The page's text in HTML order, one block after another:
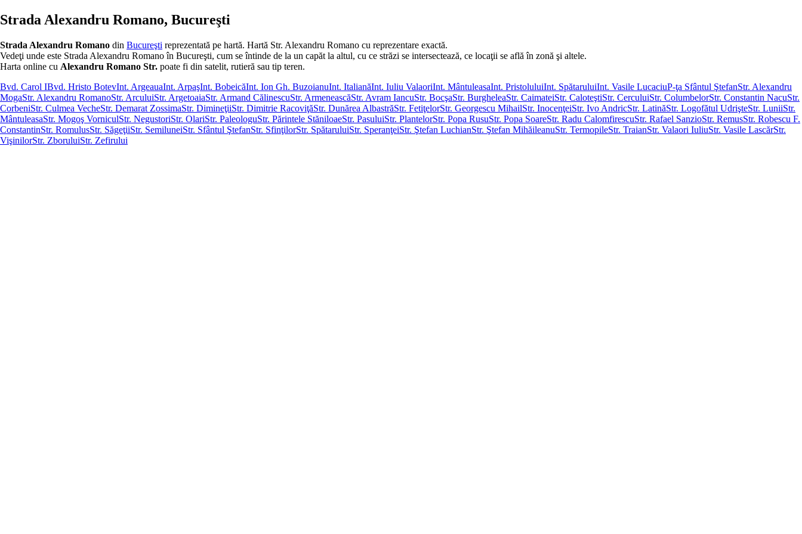
Strada Alexandru Romano, Bucureşti
Strada Alexandru Romano din Bucureşti reprezentată pe hartă. Hartă Str. Alexandru Romano cu reprezentare exactă.
Vedeţi unde este Strada Alexandru Romano în Bucureşti, cum se întinde de la un capăt la altul, cu ce străzi se intersectează, ce locaţii se află în zonă şi altele.
Harta online cu Alexandru Romano Str. poate fi din satelit, rutieră sau tip teren.
Bvd. Carol IBvd. Hristo BotevInt. ArgeauaInt. ArpaşInt. BobeicăInt. Ion Gh. BuzoianuInt. ItalianăInt. Iuliu ValaoriInt. MântuleasaInt. PristoluluiInt. SpătaruluiInt. Vasile LucaciuP-ţa Sfântul ŞtefanStr. Alexandru
MogaStr. Alexandru RomanoStr. ArculuiStr. ArgetoaiaStr. Armand CălinescuStr. ArmeneascăStr. Avram IancuStr. BocşaStr. BurgheleaStr. CaimateiStr. CaloteştiStr. CerculuiStr. ColumbelorStr. Constantin NacuStr.
CorbeniStr. Culmea VecheStr. Demarat ZossimaStr. DimineţiiStr. Dimitrie RacoviţăStr. Dunărea AlbastrăStr. FetiţelorStr. Georgescu MihailStr. InocenţeiStr. Ivo AndricStr. LatinăStr. Logofătul UdrişteStr. LuniiStr.
MântuleasaStr. Mogoş VorniculStr. NegustoriStr. OlariStr. PaleologuStr. Părintele StăniloaeStr. PasuluiStr. PlantelorStr. Popa RusuStr. Popa SoareStr. Radu CalomfirescuStr. Rafael SanzioStr. RemusStr. Robescu F.
ConstantinStr. RomulusStr. SăgeţiiStr. SemiluneiStr. Sfântul ŞtefanStr. SfinţilorStr. SpătaruluiStr. SperanţeiStr. Ştefan LuchianStr. Ştefan MihăileanuStr. TermopileStr. TraianStr. Valaori IuliuStr. Vasile LascărStr.
VişinilorStr. ZboruluiStr. Zefirului